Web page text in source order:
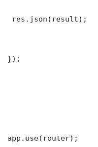
res.json(result);
});
app.use(router);